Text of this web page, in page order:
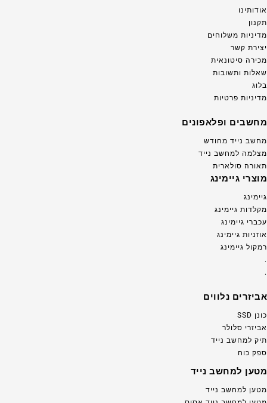
אודותינו
תקנון
מדיניות משלוחים
יצירת קשר
מכירה סיטונאית
שאלות ותשובות
בלוג
מדיניות פרטיות
מחשבים ופלאפונים
מחשב נייד מחודש
מצלמה למחשב נייד
תאורה סולארית
מוצרי גיימינג
גיימינג
מקלדות גיימינג
עכברי גיימינג
אוזניות גיימינג
רמקול גיימינג
.
.
אביזרים נלווים
כונן SSD
אביזרי סלולר
תיק למחשב נייד
ספק כוח
מטען למחשב נייד
מטען למחשב נייד